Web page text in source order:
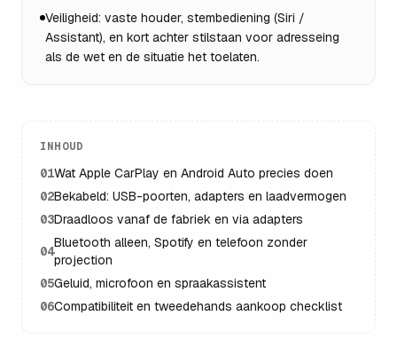
Veiligheid: vaste houder, stembediening (Siri /
Assistant), en kort achter stilstaan voor adresseing
als de wet en de situatie het toelaten.
INHOUD
01Wat Apple CarPlay en Android Auto precies doen
02Bekabeld: USB-poorten, adapters en laadvermogen
03Draadloos vanaf de fabriek en via adapters
04
Bluetooth alleen, Spotify en telefoon zonder
projection
05Geluid, microfoon en spraakassistent
06Compatibiliteit en tweedehands aankoop checklist